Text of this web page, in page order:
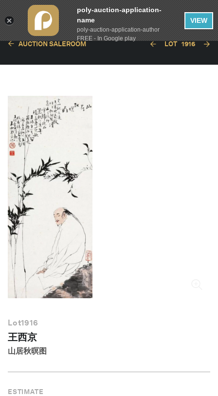
简体中文
AUCTION SALEROOM LOT 1916
Lot1916
王西京
山居秋暝图
ESTIMATE
poly-auction-application-
name
poly-auction-application-author
FREE - In Google play
VIEW